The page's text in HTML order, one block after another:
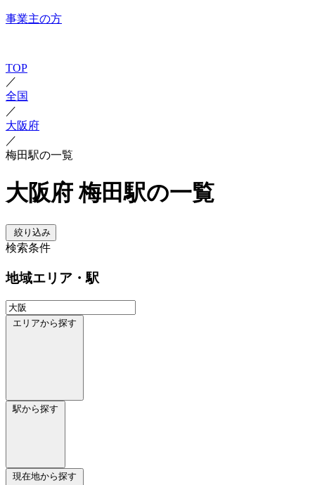
事業主の方
TOP
／
全国
／
大阪府
／
梅田駅の一覧
大阪府 梅田駅の一覧
絞り込み
検索条件
地域エリア・駅
エリアから探す
駅から探す
現在地から探す